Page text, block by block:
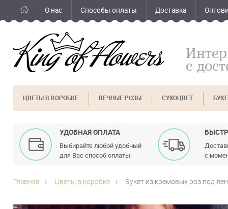
О нас Способы оплаты Доставка
с
ЦВЕТЫ В КОРОБКЕ ВЕЧНЫЕ РОЗЫ СУХОЦВЕТ
УДОБНАЯ ОПЛАТА
Выбирайте любой удобный
для Вас способ оплаты.
с
Главная Цветы в коробке Букет из кремовых роз под